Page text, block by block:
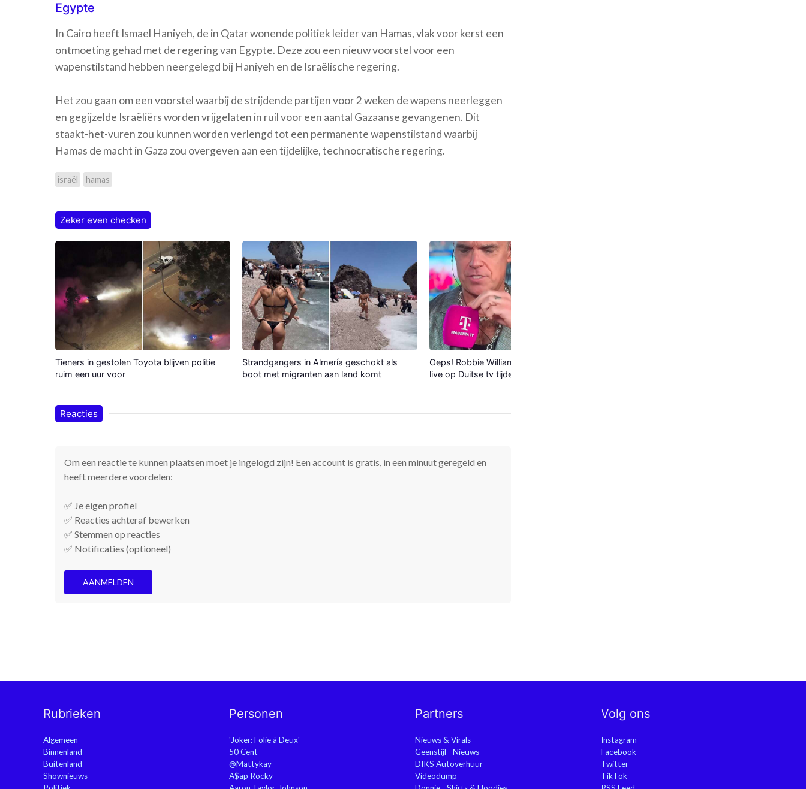
Egypte
In Cairo heeft Ismael Haniyeh, de in Qatar wonende politiek leider van Hamas, vlak voor kerst een
ontmoeting gehad met de regering van Egypte. Deze zou een nieuw voorstel voor een
wapenstilstand hebben neergelegd bij Haniyeh en de Israëlische regering.
Het zou gaan om een voorstel waarbij de strijdende partijen voor 2 weken de wapens neerleggen
en gegijzelde Israëliërs worden vrijgelaten in ruil voor een aantal Gazaanse gevangenen. Dit
staakt-het-vuren zou kunnen worden verlengd tot een permanente wapenstilstand waarbij
Hamas de macht in Gaza zou overgeven aan een tijdelijke, technocratische regering.
israël hamas
Zeker even checken
Tieners in gestolen Toyota blijven politie
ruim een uur voor
Strandgangers in Almería geschokt als
boot met migranten aan land komt
Oeps! Robbie Williams verliest 'wit brokje'
live op Duitse tv tijdens WK-finale
Reacties
Om een reactie te kunnen plaatsen moet je ingelogd zijn! Een account is gratis, in een minuut geregeld en
heeft meerdere voordelen:
✅ Je eigen profiel
✅ Reacties achteraf bewerken
✅ Stemmen op reacties
✅ Notificaties (optioneel)
AANMELDEN
Rubrieken
Algemeen
Binnenland
Buitenland
Shownieuws
Personen
'Joker: Folie à Deux'
50 Cent
@Mattykay
A$ap Rocky
Partners
Nieuws & Virals
Geenstijl - Nieuws
DIKS Autoverhuur
Videodump
Volg ons
Instagram
Facebook
Twitter
TikTok